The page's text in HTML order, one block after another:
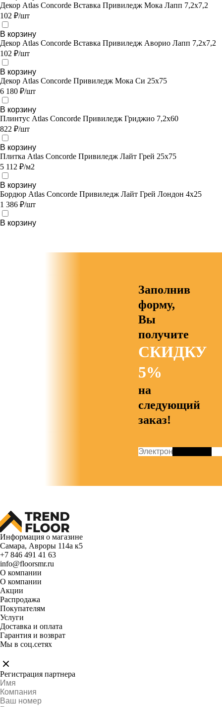
Декор Atlas Concorde Вставка Привиледж Мока Лапп 7,2х7,2
102 ₽/шт
В корзину
Декор Atlas Concorde Вставка Привиледж Аворио Лапп 7,2х7,2
102 ₽/шт
В корзину
Декор Atlas Concorde Привиледж Мока Си 25х75
6 180 ₽/шт
В корзину
Плинтус Atlas Concorde Привиледж Гриджио 7,2х60
822 ₽/шт
В корзину
Плитка Atlas Concorde Привиледж Лайт Грей 25х75
5 112 ₽/м2
В корзину
Бордюр Atlas Concorde Привиледж Лайт Грей Лондон 4х25
1 386 ₽/шт
В корзину
Заполнив
форму,
Вы
получите
СКИДКУ
5%
на
следующий
заказ!
Информация о магазине
Самара, Авроры 114а к5
+7 846 491 41 63
info@floorsmr.ru
О компании
О компании
Акции
Распродажа
Покупателям
Услуги
Доставка и оплата
Гарантия и возврат
Мы в соц.сетях
Регистрация партнера